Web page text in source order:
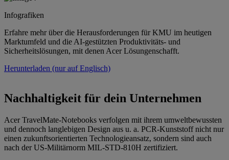
Infografiken
Erfahre mehr über die Herausforderungen für KMU im heutigen
Marktumfeld und die AI-gestützten Produktivitäts- und
Sicherheitslösungen, mit denen Acer Lösungenschafft.
Herunterladen (nur auf Englisch)
Nachhaltigkeit für dein Unternehmen
Acer TravelMate-Notebooks verfolgen mit ihrem umweltbewussten
und dennoch langlebigen Design aus u. a. PCR-Kunststoff nicht nur
einen zukunftsorientierten Technologieansatz, sondern sind auch
nach der US-Militärnorm MIL-STD-810H zertifiziert.